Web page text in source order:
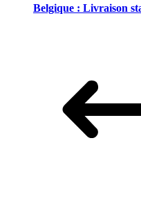
Belgique : Livraison